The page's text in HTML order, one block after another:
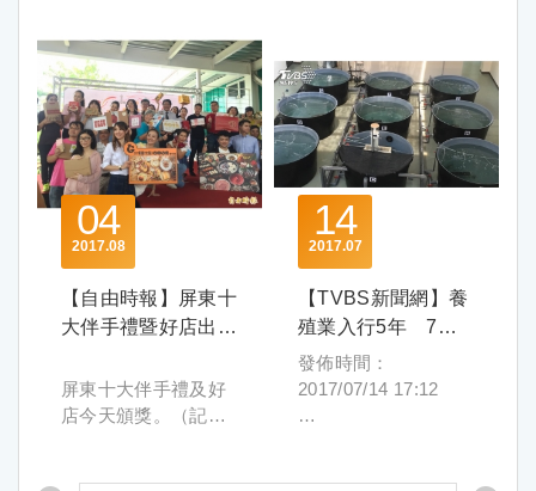
邁向規格化，萬全前
置更有信心
農委會科技處的科技
農企業輔導對經營初
有成的峰漁，就像是
一帖「長大人轉骨」
的及時良方，為接下
來的成長與轉型帶來
適時的諮詢與資源。
草創時期一人多用，
口頭為諾的信任溝通
模式，在企業規模擴
產與管理SOP（作業
標準程序）規範，方
能讓流程營運順暢；
少產品行銷經驗，但
施，當地餐廳也希望
引進水產品。
臺灣Lifestyle正流行
最具「臺灣lifestyle」
的臺灣騎乘文化館，
每日參觀人潮絡繹不
絕，開幕當天受到馬
來西亞貿工部總司長
拿督巴里亞Datuk
Bahria bin Tamil所青
睞的Brizon腳踏車，
展覽首日便有買主下
斯里陳榮利甚至表
即沖乾燥食品，且擁
有HALAL及多項國際
食品安全認證的京工
興業有限公司；通過
歐盟認證，生產自然
無食品添加物素香鬆
及魚鬆的味一食品有
限公司；提供先進農
業溫室微氣候監控設
備，以及可調整太陽
光譜光質披覆材料的
殘留與食品安全試
劑，以及提供檢測技
設備起家的株式會社
FAE電子，近年跨足
醫材產業，發表極細
注射針頭、血管支架
等體內極細導管的加
工技術，結合獨創的
極細管用捲線張力控
制器，可優化葉克膜
濾心與洗腎透析等設
備功能。
這次活動涵蓋生技、
美妝、保健、醫材等
四大面向共19家企業
參展。臺南的花卉培
夫妻倆研究如何用益
生菌提升魚類免疫
力，並希望透過品牌
行銷，將環境永續又
健康自然的養殖方式
推廣。
於是夫妻倆分工，先
生負責打造友善環境
的鱸魚種苗繁殖基
大學進修，學習水產
品後端加工、創業經
也因此接觸到網路募
資平台，並成功打造
26項銀髮友善產品。
而本年度計有31家業
者、87項產品參選，
經20餘位各領域專家
就產品之生產品質管
理、營養機能、質地
特色、包裝份量及備
餐等面向評選，最後
出，包括7項整體表現
優異之金饌獎產品及3
項具食材獨特性與應
用多元性之特別獎產
https://www.youtube.
com/FTVDRAMA
https://www.facebook
.com/set.careermast
er/
年人占總人口比例達
14%時即稱「高齡社
會」。據內政部統
計，2017年時台灣65
歲以上長者已高達
13.6%，即將正式邁
入老齡社會結構，產
業如何因應的問題迫
在眉梢。行政院農委
會主辦之「銀髮友善
食品」評選優良產品
大幅度針對銀髮族的
需求努力。自食材來
組商家30名店家。
（林和生攝）
屏東十大伴手禮暨好
店徵選，共選出30組
店家成為屏東好食、
好物及好店代言人。
（林和生攝）
兩年一度的屏東十大
伴手禮暨好店徵選，
歷經2個多月評審及網
04
08
2017
【自由時報】屏東十
大伴手禮暨好店出爐
屏東十大伴手禮及好
店今天頒獎。（記者
14
07
2017
【TVBS新聞網】養
殖業入行5年 7年
級夫妻進駐農科
發佈時間：
2017/07/14 17:12